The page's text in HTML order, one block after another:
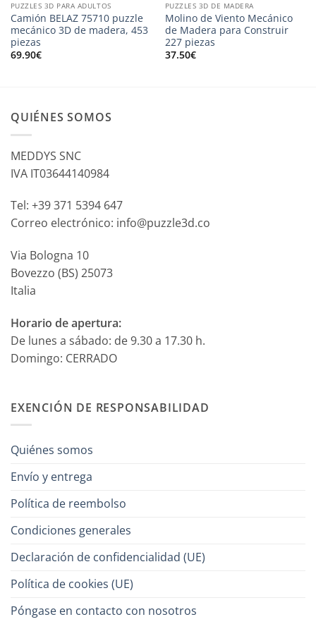
PUZZLES 3D PARA ADULTOS
Camión BELAZ 75710 puzzle
mecánico 3D de madera, 453
piezas
69.90€
PUZZLES 3D DE MADERA
Molino de Viento Mecánico
de Madera para Construir
227 piezas
37.50€
QUIÉNES SOMOS
MEDDYS SNC
IVA IT03644140984
Tel: +39 371 5394 647
Correo electrónico: info@puzzle3d.co
Via Bologna 10
Bovezzo (BS) 25073
Italia
Horario de apertura:
De lunes a sábado: de 9.30 a 17.30 h.
Domingo: CERRADO
EXENCIÓN DE RESPONSABILIDAD
Quiénes somos
Envío y entrega
Política de reembolso
Condiciones generales
Declaración de confidencialidad (UE)
Política de cookies (UE)
Póngase en contacto con nosotros